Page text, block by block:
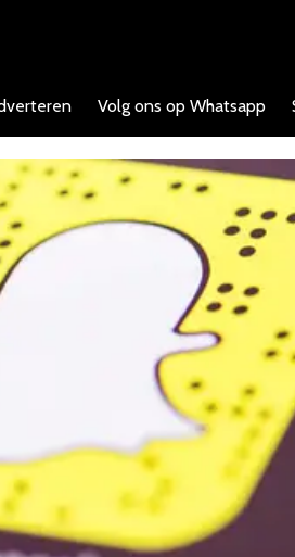
Volg ons op Whatsapp